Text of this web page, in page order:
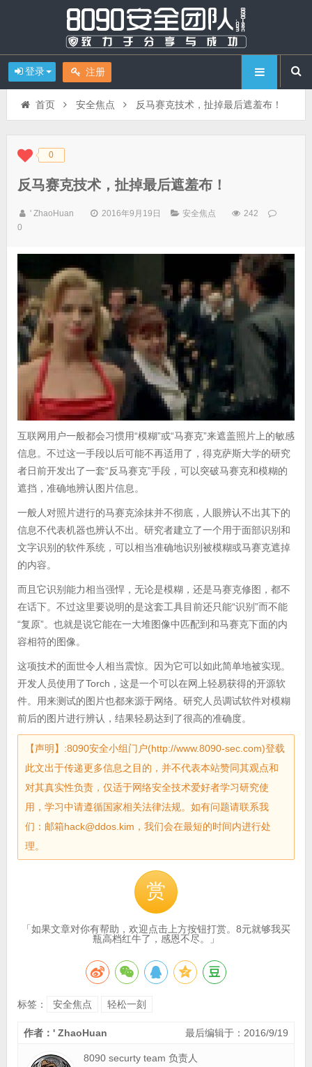
登录 注册
首页 安全焦点 反马赛克技术，扯掉最后遮羞布！
◆◆ 0
反马赛克技术，扯掉最后遮羞布！
' ZhaoHuan 2016年9月19日 安全焦点
242
0
互联网用户一般都会习惯用“模糊”或“马赛克”来遮盖照片上的敏感
信息。不过这一手段以后可能不再适用了，得克萨斯大学的研究
者日前开发出了一套“反马赛克”手段，可以突破马赛克和模糊的
遮挡，准确地辨认图片信息。
一般人对照片进行的马赛克涂抹并不彻底，人眼辨认不出其下的
信息不代表机器也辨认不出。研究者建立了一个用于面部识别和
文字识别的软件系统，可以相当准确地识别被模糊或马赛克遮掉
的内容。
而且它识别能力相当强悍，无论是模糊，还是马赛克修图，都不
在话下。不过这里要说明的是这套工具目前还只能“识别”而不能
“复原”。也就是说它能在一大堆图像中匹配到和马赛克下面的内
容相符的图像。
这项技术的面世令人相当震惊。因为它可以如此简单地被实现。
开发人员使用了Torch，这是一个可以在网上轻易获得的开源软
件。用来测试的图片也都来源于网络。研究人员调试软件对模糊
前后的图片进行辨认，结果轻易达到了很高的准确度。
【声明】:8090安全小组门户(http://www.8090-sec.com)登载
此文出于传递更多信息之目的，并不代表本站赞同其观点和
对其真实性负责，仅适于网络安全技术爱好者学习研究使
用，学习中请遵循国家相关法律法规。如有问题请联系我
们：邮箱hack@ddos.kim，我们会在最短的时间内进行处
理。
赏
「如果文章对你有帮助，欢迎点击上方按钮打赏。8元就够我买
瓶高档红牛了，感恩不尽。」
标签： 安全焦点 轻松一刻
最后编辑于：2016/9/19
作者：' ZhaoHuan
8090 securty team 负责人